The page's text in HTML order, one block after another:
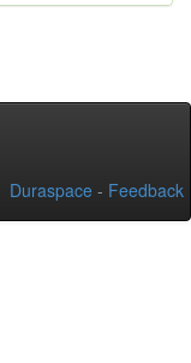
Duraspace - Feedback